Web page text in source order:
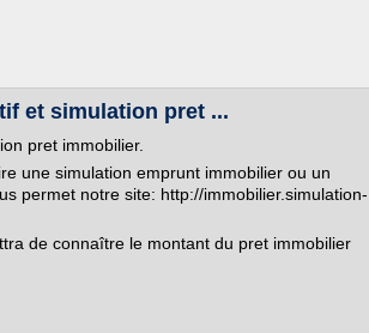
et simulation pret ...
pret immobilier.
une simulation emprunt immobilier ou un
permet notre site: http://immobilier.simulation-
de connaître le montant du pret immobilier